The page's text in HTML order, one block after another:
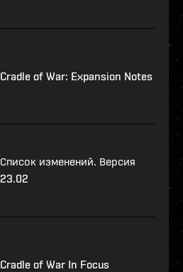
Cradle of War: Expansion Notes
Список изменений. Версия
23.02
Cradle of War In Focus